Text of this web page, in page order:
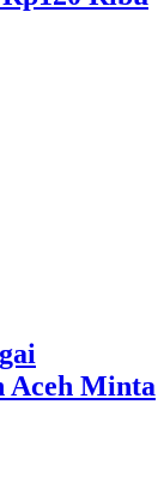
Aceh Minta